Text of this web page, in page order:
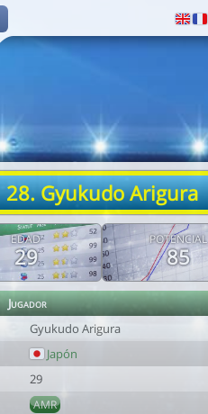
28. Gyukudo Arigura
EDAD
29
POTENCIAL
85
Jugador
Gyukudo Arigura
Japón
29
AMR